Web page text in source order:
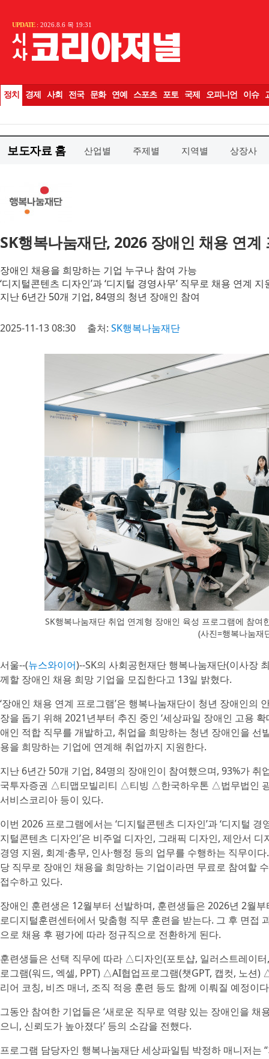
보도자료 홈 산업별 주제별 지역별 상장사
SK행복나눔재단, 2026 장애인 채용 연
장애인 채용을 희망하는 기업 누구나 참여 가능
‘디지털콘텐츠 디자인’과 ‘디지털 경영사무’ 직무로 채용 연계 지
지난 6년간 50개 기업, 84명의 청년 장애인 참여
2025-11-13 08:30 출처: SK행복나눔재단
SK행복나눔재단 취업 연계형 장애인 육성 프로그램에 참
(사진=행복나눔재
서울--(뉴스와이어)--SK의 사회공헌재단 행복나눔재단(이사장
께할 장애인 채용 희망 기업을 모집한다고 13일 밝혔다.
‘장애인 채용 연계 프로그램’은 행복나눔재단이 청년 장애인의
장을 돕기 위해 2021년부터 추진 중인 ‘세상파일 장애인 고용
애인 적합 직무를 개발하고, 취업을 희망하는 청년 장애인을
용을 희망하는 기업에 연계해 취업까지 지원한다.
지난 6년간 50개 기업, 84명의 장애인이 참여했으며, 93%가
국투자증권 △티맵모빌리티 △티빙 △한국하우톤 △법무법인
서비스코리아 등이 있다.
이번 2026 프로그램에서는 ‘디지털콘텐츠 디자인’과 ‘디지털
지털콘텐츠 디자인’은 비주얼 디자인, 그래픽 디자인, 제안서 디
경영 지원, 회계·총무, 인사·행정 등의 업무를 수행하는 직무이
당 직무로 장애인 채용을 희망하는 기업이라면 무료로 참여할
접수하고 있다.
장애인 훈련생은 12월부터 선발하며, 훈련생들은 2026년 2월
로디지털훈련센터에서 맞춤형 직무 훈련을 받는다. 그 후 면접
으로 채용 후 평가에 따라 정규직으로 전환하게 된다.
훈련생들은 선택 직무에 따라 △디자인(포토샵, 일러스트레이
로그램(워드, 엑셀, PPT) △AI협업프로그램(챗GPT, 캡컷, 노션
리어 코칭, 비즈 매너, 조직 적응 훈련 등도 함께 이뤄질 예정이
그동안 참여한 기업들은 ‘새로운 직무로 역량 있는 장애인을 채
으니, 신뢰도가 높아졌다’ 등의 소감을 전했다.
프로그램 담당자인 행복나눔재단 세상파일팀 박정하 매니저는